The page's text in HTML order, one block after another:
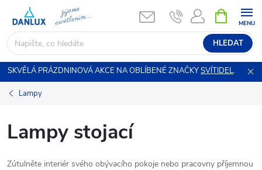
obsah
HLEDAT
NÁKUPNÍ
KOŠÍK
SKVĚLÁ PRÁZDNINOVÁ AKCE NA OBLÍBENÉ ZNAČKYSVÍTIDEL.
Lampy
Lampy stojací
Zútulněte interiér svého obývacího pokoje nebo pracovny příjemnou